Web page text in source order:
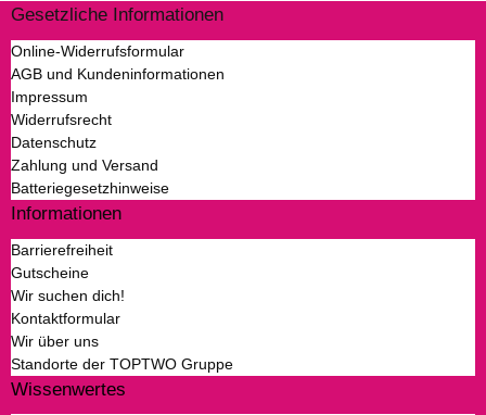
Gesetzliche Informationen
Online-Widerrufsformular
AGB und Kundeninformationen
Impressum
Widerrufsrecht
Datenschutz
Zahlung und Versand
Batteriegesetzhinweise
Informationen
Barrierefreiheit
Gutscheine
Wir suchen dich!
Kontaktformular
Wir über uns
Standorte der TOPTWO Gruppe
Wissenwertes